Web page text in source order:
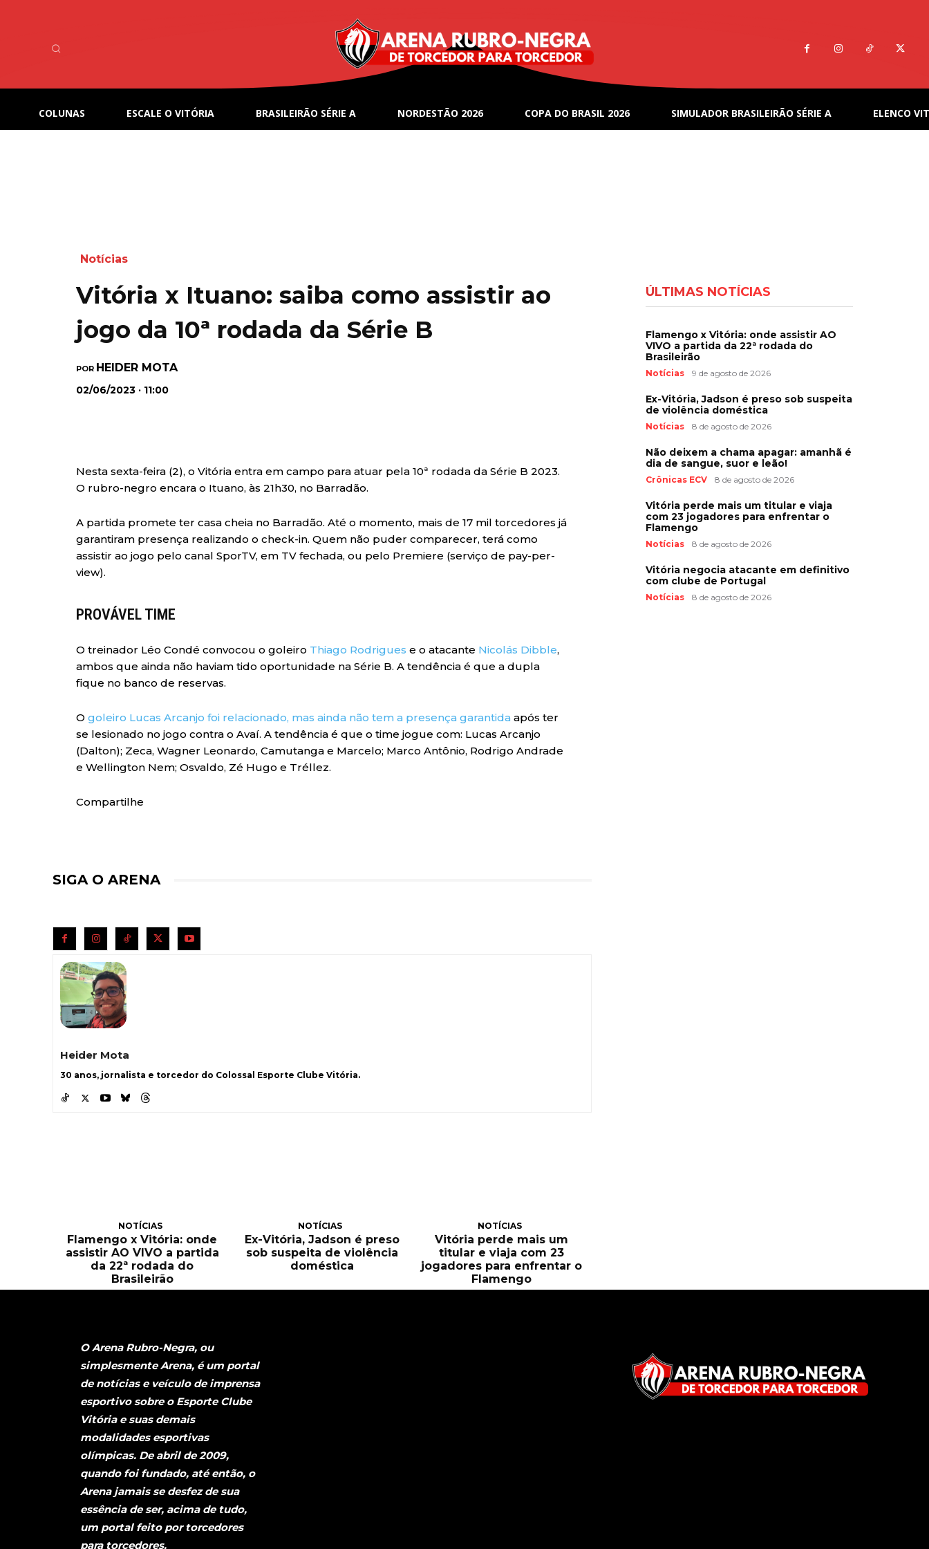
COLUNAS ESCALE O VITÓRIA BRASILEIRÃO SÉRIE A NORDESTÃO 2026 COPA DO BRASIL 2026 SIMULADOR BRASILEIRÃO SÉRIE A ELENCO
Notícias
Vitória x Ituano: saiba como assistir ao
jogo da 10ª rodada da Série B
POR HEIDER MOTA
02/06/2023 · 11:00
Nesta sexta-feira (2), o Vitória entra em campo para atuar pela 10ª rodada da Série B 2023.
O rubro-negro encara o Ituano, às 21h30, no Barradão.
A partida promete ter casa cheia no Barradão. Até o momento, mais de 17 mil torcedores já
garantiram presença realizando o check-in. Quem não puder comparecer, terá como
assistir ao jogo pelo canal SporTV, em TV fechada, ou pelo Premiere (serviço de pay-per-
view).
PROVÁVEL TIME
O treinador Léo Condé convocou o goleiro Thiago Rodrigues e o atacante Nicolás Dibble,
ambos que ainda não haviam tido oportunidade na Série B. A tendência é que a dupla
fique no banco de reservas.
O goleiro Lucas Arcanjo foi relacionado, mas ainda não tem a presença garantida após ter
se lesionado no jogo contra o Avaí. A tendência é que o time jogue com: Lucas Arcanjo
(Dalton); Zeca, Wagner Leonardo, Camutanga e Marcelo; Marco Antônio, Rodrigo Andrade
e Wellington Nem; Osvaldo, Zé Hugo e Tréllez.
Compartilhe
SIGA O ARENA
Heider Mota
30 anos, jornalista e torcedor do Colossal Esporte Clube Vitória.
NOTÍCIAS
Flamengo x Vitória: onde
assistir AO VIVO a partida
da 22ª rodada do
Brasileirão
NOTÍCIAS
Ex-Vitória, Jadson é preso
sob suspeita de violência
doméstica
NOTÍCIAS
Vitória perde mais um
titular e viaja com 23
jogadores para enfrentar o
Flamengo
ÚLTIMAS NOTÍCIAS
Flamengo x Vitória: onde assistir AO
VIVO a partida da 22ª rodada do
Brasileirão
Notícias 9 de agosto de 2026
Ex-Vitória, Jadson é preso sob suspeita
de violência doméstica
Notícias 8 de agosto de 2026
Não deixem a chama apagar: amanhã é
dia de sangue, suor e leão!
Crônicas ECV 8 de agosto de 2026
Vitória perde mais um titular e viaja
com 23 jogadores para enfrentar o
Flamengo
Notícias 8 de agosto de 2026
Vitória negocia atacante em definitivo
com clube de Portugal
Notícias 8 de agosto de 2026
O Arena Rubro-Negra, ou
simplesmente Arena, é um portal
de notícias e veículo de imprensa
esportivo sobre o Esporte Clube
Vitória e suas demais
modalidades esportivas
olímpicas. De abril de 2009,
quando foi fundado, até então, o
Arena jamais se desfez de sua
essência de ser, acima de tudo,
um portal feito por torcedores
para torcedores.